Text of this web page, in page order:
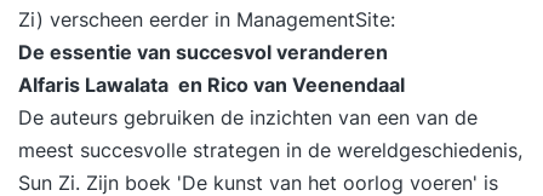
Zi) verscheen eerder in ManagementSite:
De essentie van succesvol veranderen
Alfaris Lawalata en Rico van Veenendaal
De auteurs gebruiken de inzichten van een van de
meest succesvolle strategen in de wereldgeschiedenis,
Sun Zi. Zijn boek 'De kunst van het oorlog voeren' is